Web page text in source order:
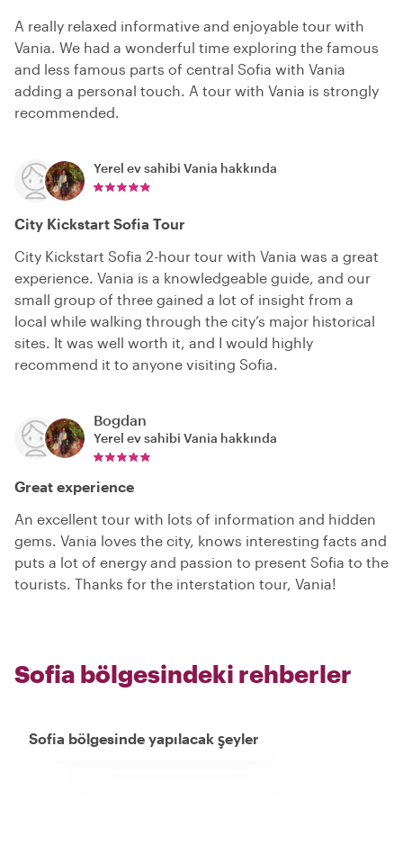
A really relaxed informative and enjoyable tour with
Vania. We had a wonderful time exploring the famous
and less famous parts of central Sofia with Vania
adding a personal touch. A tour with Vania is strongly
recommended.
Yerel ev sahibi Vania hakkında
City Kickstart Sofia Tour
City Kickstart Sofia 2-hour tour with Vania was a great
experience. Vania is a knowledgeable guide, and our
small group of three gained a lot of insight from a
local while walking through the city’s major historical
sites. It was well worth it, and I would highly
recommend it to anyone visiting Sofia.
Bogdan
Yerel ev sahibi Vania hakkında
Great experience
An excellent tour with lots of information and hidden
gems. Vania loves the city, knows interesting facts and
puts a lot of energy and passion to present Sofia to the
tourists. Thanks for the interstation tour, Vania!
Sofia bölgesindeki rehberler
Sofia bölgesinde yapılacak şeyler